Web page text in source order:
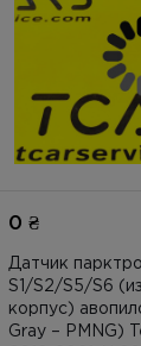
0 ₴
Датчик
S1/S2/S5/S6
корпус)
Gray – PMNG)